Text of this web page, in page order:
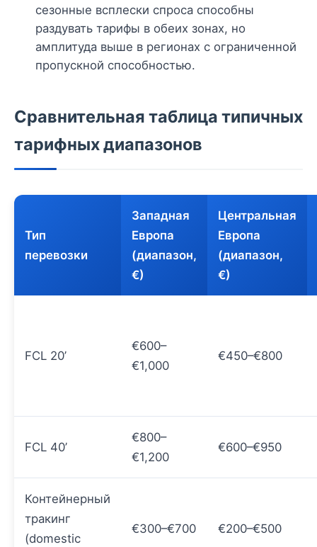
сезонные всплески спроса способны
раздувать тарифы в обеих зонах, но
амплитуда выше в регионах с ограниченной
пропускной способностью.
Сравнительная таблица типичных
тарифных диапазонов
Тип
перевозки
Западная
Европа
(диапазон,
€)
Центральная
Европа
(диапазон,
€)
FCL 20’
€600–
€1,000
€450–€800
FCL 40’
€800–
€1,200
€600–€950
Контейнерный
тракинг
(domestic
€300–€700 €200–€500